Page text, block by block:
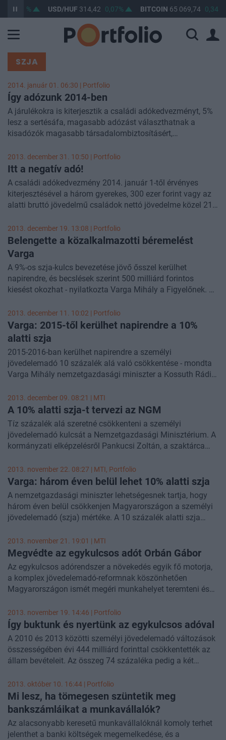
0,02% USD/HUF314,42 0,07% BITCOIN65 069,74 0,34%
SZJA
2014. január 01. 06:30 | Portfolio
Így adózunk 2014-ben
A járulékokra is kiterjesztik a családi adókedvezményt, 5%
lesz a sertésáfa, magasabb adózást választhatnak a
kisadózók magasabb társadalombiztosításért,
a főbb 2014-es adóváltozásokat.
2013. december 31. 10:50 | Portfolio
Itt a negatív adó!
A családi adókedvezmény 2014. január 1-től érvényes
kiterjesztésével a három gyerekes, 300 ezer forint vagy az
alatti bruttó jövedelmű családok nettó jövedelme közel 21
a növekmény egyre csökkenő. Az egy- illetve kétgyerekes
családoknál pedig leginkább a részmunkaidőben dolgozó
egykeresős családok érezhetnek majd keresetnövekményt.
Most először történik, hogy a gyermeket nevelők több
adókedvezményt kaphatnak vissza, mint amennyi adót
befizetnek, a kedvezményt az egészségügyi és
nyugdíjjárulékból érvényesítik majd, de a
2013. december 19. 13:08 | Portfolio
Belengette a közalkalmazotti béremelést
Varga
A 9%-os szja-kulcs bevezetése jövő ősszel kerülhet
napirendre, és becslések szerint 500 milliárd forintos
kiesést okozhat - nyilatkozta Varga Mihály a Figyelőnek. A
az így kieső bevételeket a gazdasági növekedés is
behozhatja.
2013. december 11. 10:02 | Portfolio
Varga: 2015-től kerülhet napirendre a 10%
alatti szja
2015-2016-ban kerülhet napirendre a személyi
jövedelemadó 10 százalék alá való csökkentése - mondta
Varga Mihály nemzetgazdasági miniszter a Kossuth Rádió
fogalmazott az egy számjegyű szja-val kapcsolatban, hogy
ez a célkitűzés középtávon reális.
2013. december 09. 08:21 | MTI
A 10% alatti szja-t tervezi az NGM
Tíz százalék alá szeretné csökkenteni a személyi
jövedelemadó kulcsát a Nemzetgazdasági Minisztérium. A
kormányzati elképzelésről Pankucsi Zoltán, a szaktárca
Nemzetnek.
2013. november 22. 08:27 | MTI, Portfolio
Varga: három éven belül lehet 10% alatti szja
A nemzetgazdasági miniszter lehetségesnek tartja, hogy
három éven belül csökkenjen Magyarországon a személyi
jövedelemadó (szja) mértéke. A 10 százalék alatti szja
nevezte.
2013. november 21. 19:01 | MTI
Megvédte az egykulcsos adót Orbán Gábor
Az egykulcsos adórendszer a növekedés egyik fő motorja,
a komplex jövedelemadó-reformnak köszönhetően
Magyarországon ismét megéri munkahelyet teremteni és
a gazdasági megtorpanásból és a demográfiai válságból
való kitörés - mondta Orbán Gábor, a Nemzetgazdasági
Minisztérium (NGM) adó- és pénzügyekért felelős
államtitkára csütörtökön Budapesten sajtótájékoztatón.
2013. november 19. 14:46 | Portfolio
Így buktunk és nyertünk az egykulcsos adóval
A 2010 és 2013 közötti személyi jövedelemadó változások
összességében évi 444 milliárd forinttal csökkentették az
állam bevételeit. Az összeg 74 százaléka pedig a két
állampolgárok nettó jövedelmét növeli - olvasható a
Pénzügyi Szemlében megjelent tanulmányban.
2013. október 10. 16:44 | Portfolio
Mi lesz, ha tömegesen szüntetik meg
bankszámláikat a munkavállalók?
Az alacsonyabb keresetű munkavállalóknál komoly terhet
jelenthet a banki költségek megemelkedése, és a